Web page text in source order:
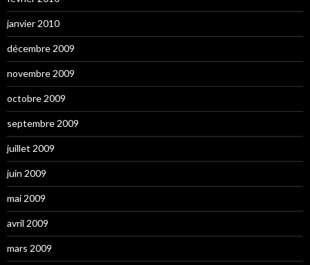
janvier 2010
décembre 2009
novembre 2009
octobre 2009
septembre 2009
juillet 2009
juin 2009
mai 2009
avril 2009
mars 2009